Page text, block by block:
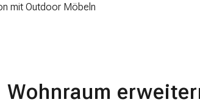
mit Outdoor Möbeln
Wohnraum